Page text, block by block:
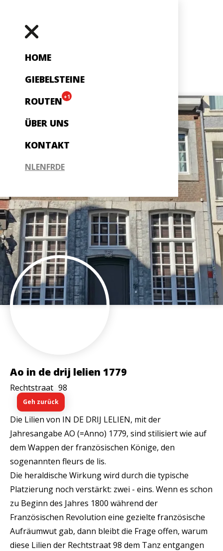
HOME
GIEBELSTEINE
ROUTEN +1
ÜBER UNS
KONTAKT
NLENFRDE
Ao in de drij lelien 1779
Rechtstraat 98
Geh zurück
Die Lilien von IN DE DRIJ LELIEN, mit der
Jahresangabe AO (=Anno) 1779, sind stilisiert wie auf
dem Wappen der französischen Könige, den
sogenannten fleurs de lis.
Die heraldische Wirkung wird durch die typische
Platzierung noch verstärkt: zwei - eins. Wenn es schon
zu Beginn des Jahres 1800 während der
Französischen Revolution eine gezielte französische
Aufräumwut gab, dann bleibt die Frage offen, warum
diese Lilien der Rechtstraat 98 dem Tanz entgangen